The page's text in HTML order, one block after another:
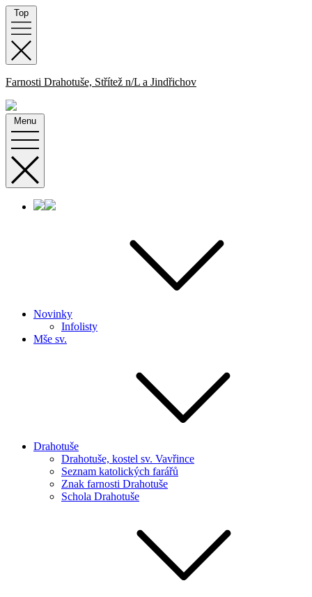
Skip
to
content
Top
Farnosti Drahotuše, Střítež n/L a Jindřichov
Menu
Novinky
Infolisty
Mše sv.
Drahotuše
Drahotuše, kostel sv. Vavřince
Seznam katolických farářů
Znak farnosti Drahotuše
Schola Drahotuše